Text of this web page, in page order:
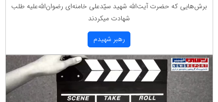
برش‌هایی كه حضرت آیت‌الله شهید سیّدعلی خامنه‌ای رضوان‌الله‌علیه طلب
شهادت میكردند
رهبر شهیدم